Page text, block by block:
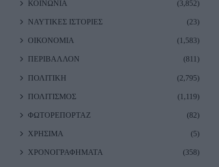
ΚΟΙΝΩΝΙΑ (3,852)
ΝΑΥΤΙΚΕΣ ΙΣΤΟΡΙΕΣ (23)
ΟΙΚΟΝΟΜΙΑ (1,583)
ΠΕΡΙΒΑΛΛΟΝ (811)
ΠΟΛΙΤΙΚΗ (2,795)
ΠΟΛΙΤΙΣΜΟΣ (1,119)
ΦΩΤΟΡΕΠΟΡΤΑΖ (82)
ΧΡΗΣΙΜΑ (5)
ΧΡΟΝΟΓΡΑΦΗΜΑΤΑ (358)